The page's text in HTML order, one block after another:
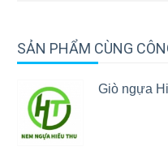
SẢN PHẨM CÙNG
Giò ngựa